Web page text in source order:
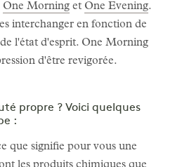
One Morning et One Evening.
interchanger en fonction de
l'état d'esprit. One Morning
d'être revigorée.
propre ? Voici quelques
:
que signifie pour vous une